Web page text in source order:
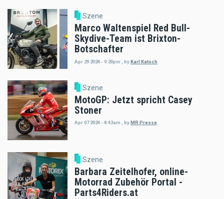
Szene
Marco Waltenspiel Red Bull-
Skydive-Team ist Brixton-
Botschafter
Apr 29 2024 - 9:20pm byKarl Katoch
Szene
MotoGP: Jetzt spricht Casey
Stoner
Apr 07 2024 - 8:43am , byMR Presse
Szene
Barbara Zeitelhofer, online-
Motorrad Zubehör Portal -
Parts4Riders.at